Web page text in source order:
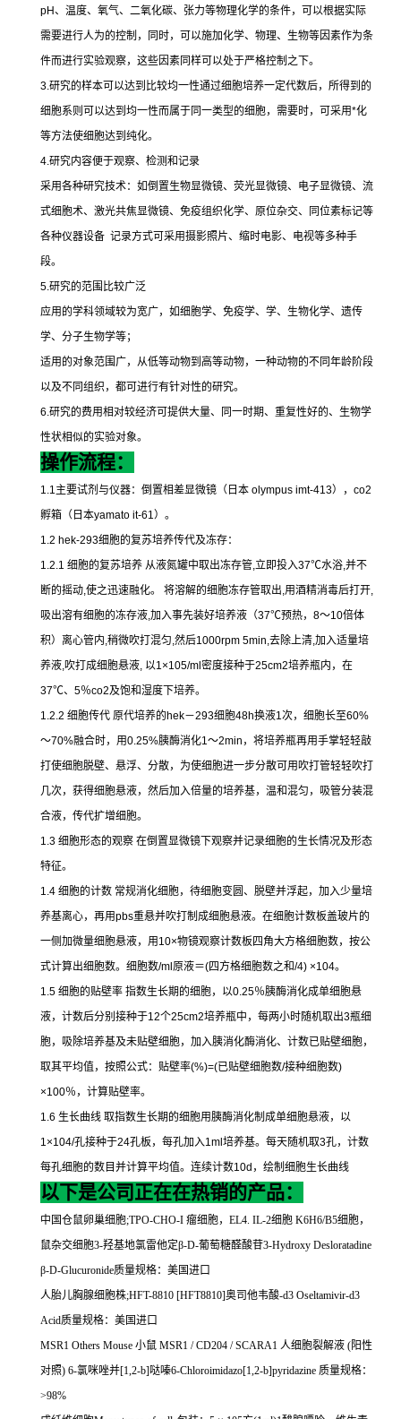
pH、温度、氧气、二氧化碳、张力等物理化学的条件，可以根据实际
需要进行人为的控制，同时，可以施加化学、物理、生物等因素作为条
件而进行实验观察，这些因素同样可以处于严格控制之下。
3.研究的样本可以达到比较均一性通过细胞培养一定代数后，所得到的
细胞系则可以达到均一性而属于同一类型的细胞，需要时，可采用*化
等方法使细胞达到纯化。
4.研究内容便于观察、检测和记录
采用各种研究技术：如倒置生物显微镜、荧光显微镜、电子显微镜、流
式细胞术、激光共焦显微镜、免疫组织化学、原位杂交、同位素标记等
各种仪器设备 记录方式可采用摄影照片、缩时电影、电视等多种手
段。
5.研究的范围比较广泛
应用的学科领域较为宽广，如细胞学、免疫学、学、生物化学、遗传
学、分子生物学等；
适用的对象范围广，从低等动物到高等动物，一种动物的不同年龄阶段
以及不同组织，都可进行有针对性的研究。
6.研究的费用相对较经济可提供大量、同一时期、重复性好的、生物学
性状相似的实验对象。
操作流程：
1.1主要试剂与仪器：倒置相差显微镜（日本 olympus imt-413）， co2
孵箱（日本yamato it-61）。
1.2 hek-293细胞的复苏培养传代及冻存：
1.2.1 细胞的复苏培养 从液氮罐中取出冻存管,立即投入37℃水浴,并不
断的摇动,使之迅速融化。 将溶解的细胞冻存管取出,用酒精消毒后打开,
吸出溶有细胞的冻存液,加入事先装好培养液（37℃预热， 8～10倍体
积）离心管内,稍微吹打混匀,然后1000rpm 5min,去除上清,加入适量培
养液,吹打成细胞悬液, 以1×105/ml 密度接种于25cm2培养瓶内，在
37℃、 5％co2及饱和湿度下培养。
1.2.2 细胞传代 原代培养的hek－293细胞48h换液1次，细胞长至60%
～70%融合时，用0.25%胰酶消化1～2min ，将培养瓶再用手掌轻轻敲
打使细胞脱壁、悬浮、分散，为使细胞进一步分散可用吹打管轻轻吹打
几次，获得细胞悬液，然后加入倍量的培养基，温和混匀，吸管分装混
合液，传代扩增细胞。
1.3 细胞形态的观察 在倒置显微镜下观察并记录细胞的生长情况及形态
特征。
1.4 细胞的计数 常规消化细胞，待细胞变圆、脱壁并浮起，加入少量培
养基离心，再用pbs重悬并吹打制成细胞悬液。在细胞计数板盖玻片的
一侧加微量细胞悬液，用 10×物镜观察计数板四角大方格细胞数，按公
式计算出细胞数。细胞数/ml 原液＝(四方格细胞数之和/4) ×104。
1.5 细胞的贴壁率 指数生长期的细胞，以0.25％胰酶消化成单细胞悬
液，计数后分别接种于12个25cm2培养瓶中，每两小时随机取出3瓶细
胞，吸除培养基及未贴壁细胞，加入胰消化酶消化、计数已贴壁细胞，
取其平均值，按照公式：贴壁率(%)=(已贴壁细胞数/接种细胞数)
×100％，计算贴壁率。
1.6 生长曲线 取指数生长期的细胞用胰酶消化制成单细胞悬液，以
1×104/孔接种于24孔板，每孔加入1ml 培养基。每天随机取3孔，计数
每孔细胞的数目并计算平均值。连续计数10d ，绘制细胞生长曲线
以下是公司正在在热销的产品：
中国仓鼠卵巢细胞;TPO-CHO-I 瘤细胞， EL4. IL-2细胞 K6H6/B5细胞，
鼠杂交细胞3-羟基地氯雷他定β-D-葡萄糖醛酸苷3-Hydroxy Desloratadine
β-D-Glucuronide质量规格：美国进口
人胎儿胸腺细胞株;HFT-8810 [HFT8810]奥司他韦酸-d3 Oseltamivir-d3
Acid质量规格：美国进口
MSR1 Others Mouse 小鼠 MSR1 / CD204 / SCARA1 人细胞裂解液 (阳性
对照) 6-氯咪唑并[1,2-b]哒嗪6-Chloroimidazo[1,2-b]pyridazine 质量规格：
>98%